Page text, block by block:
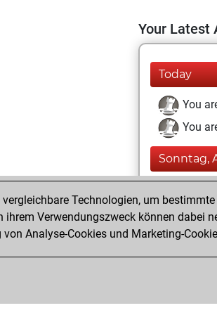
Your Latest
Today
You
You
Sonntag,
You
You
Technologien, um
Verwendungszweck können dabei
von Analyse-Cookies und Marketing-